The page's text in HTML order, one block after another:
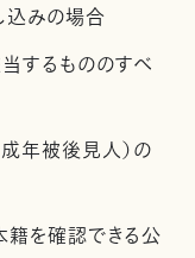
込みの場合
するもののすべ
年被後見人）の
籍を確認できる公